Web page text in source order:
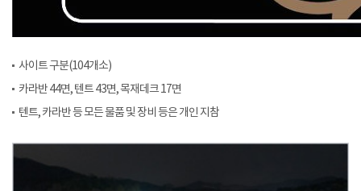
사이트 구분(104개소)
카라반 44면, 텐트 43면, 목재데크 17면
텐트, 카라반 등 모든 물품 및 장비 등은 개인 지참